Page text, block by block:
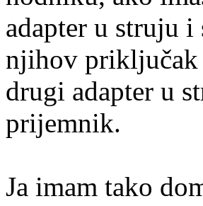
adapter u struju
njihov priključak
drugi adapter u
prijemnik.
Ja imam tako